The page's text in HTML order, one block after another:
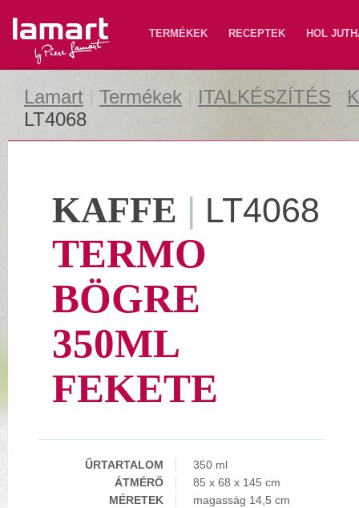
Lamart TERMÉKEK RECEPTEK HOL
Lamart Termékek ITALKÉSZÍTÉS
LT4068
KAFFE | LT4068
TERMO
BÖGRE
350ML
FEKETE
ŰRTARTALOM
350 ml
ÁTMÉRŐ
85 x 68 x 145 cm
MÉRETEK
magasság 14,5 cm